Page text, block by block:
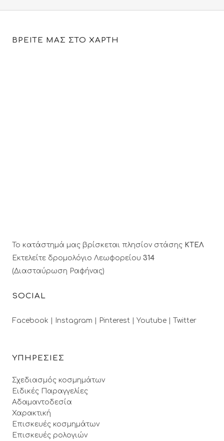
ΒΡΕΙΤΕ ΜΑΣ ΣΤΟ ΧΑΡΤΗ
Το κατάστημά μας βρίσκεται πλησίον στάσης ΚΤΕΛ
Εκτελείτε δρομολόγιο Λεωφορείου 314
(Διασταύρωση Ραφήνας)
SOCIAL
Facebook | Instagram | Pinterest | Youtube | Twitter
ΥΠΗΡΕΣΙΕΣ
Σχεδιασμός κοσμημάτων
Ειδικές Παραγγελίες
Αδαμαντοδεσία
Χαρακτική
Επισκευές κοσμημάτων
Επισκευές ρολογιών